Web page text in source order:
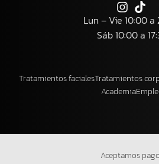
Lun – Vie 10:00 a
Sáb 10:00 a
Tratamientos facialesTratamientos
Academia
Aceptamos